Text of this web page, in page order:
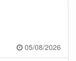
05/08/2026